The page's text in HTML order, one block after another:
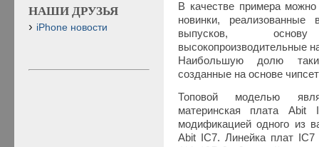
В качестве примера
новинки, реализованные
выпусков,
высокопроизводительные
Наибольшую долю
созданные на основе
Топовой моделью
материнская плата Abit
модификацией одного из
Abit IC7. Линейка плат
НАШИ ДРУЗЬЯ
iPhone новости